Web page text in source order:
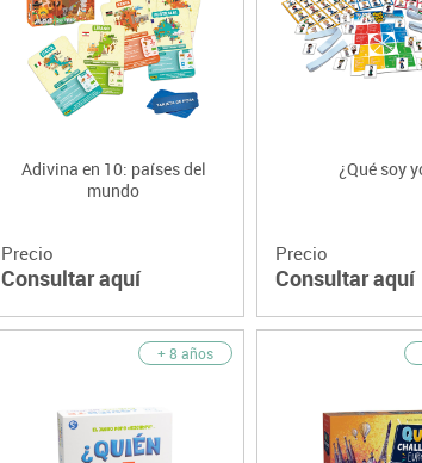
Adivina en 10: países del
mundo
Precio
Consultar aquí
¿Qué soy
Precio
Consultar aquí
+ 8 años